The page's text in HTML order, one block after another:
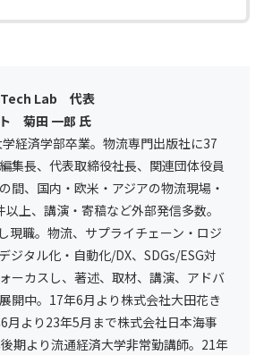
Tech Lab 代表
菊田 一郎 氏
経済学部卒業。物流専門出版社に37
集長、代表取締役社長、関連団体役員
間、国内・欧米・アジアの物流現場・
上、講演・寄稿など外部発信多数。
現職。物流、サプライチェーン・ロジ
ジタル化・自動化/DX、SDGs/ESG対
ーカスし、著述、取材、講演、アドバ
開中。17年6月より株式会社大田花き
月より23年5月まで株式会社日本海事
期より流通経済大学非常勤講師。21年